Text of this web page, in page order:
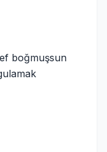
boğmuşsun